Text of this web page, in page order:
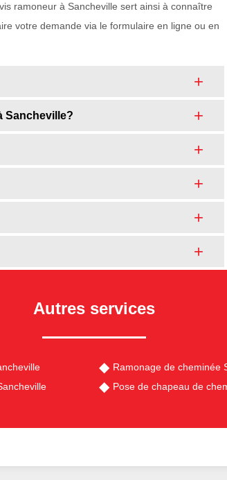
ramoneur à Sancheville sert ainsi à connaître
votre demande via le formulaire en ligne ou en
Sancheville?
Autres services
Ramonage de cheminée
Pose de chapeau de